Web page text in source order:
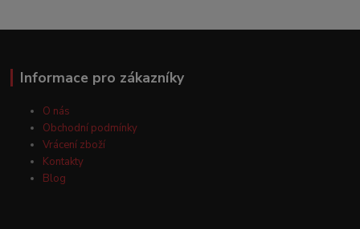
Informace pro zákazníky
O nás
Obchodní podmínky
Vrácení zboží
Kontakty
Blog